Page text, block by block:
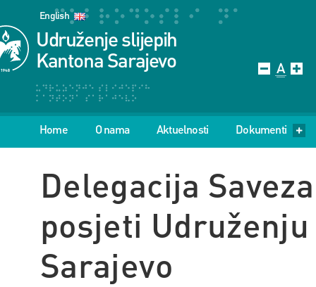
English
Udruženje slijepih
Kantona Sarajevo
Home O nama Aktuelnosti Dokumenti
Delegacija
posjeti
Sarajevo